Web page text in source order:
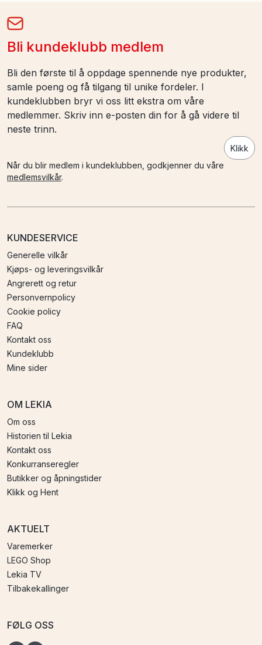
Bli kundeklubb medlem
Bli den første til å oppdage spennende nye produkter,
samle poeng og få tilgang til unike fordeler. I
kundeklubben bryr vi oss litt ekstra om våre
medlemmer. Skriv inn e-posten din for å gå videre til
neste trinn.
Klikk
Når du blir medlem i kundeklubben, godkjenner du våre
medlemsvilkår.
KUNDESERVICE
Generelle vilkår
Kjøps- og leveringsvilkår
Angrerett og retur
Personvernpolicy
Cookie policy
FAQ
Kontakt oss
Kundeklubb
Mine sider
OM LEKIA
Om oss
Historien til Lekia
Kontakt oss
Konkurranseregler
Butikker og åpningstider
Klikk og Hent
AKTUELT
Varemerker
LEGO Shop
Lekia TV
Tilbakekallinger
FØLG OSS